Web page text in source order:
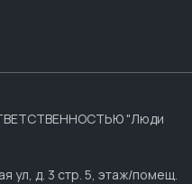
"Люди
ул, д. 3 стр. 5, этаж/помещ.